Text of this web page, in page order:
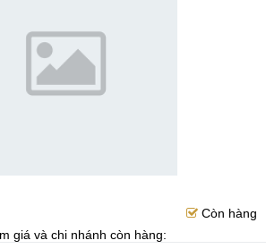
Còn hàng
giá và chi nhánh còn hàng: